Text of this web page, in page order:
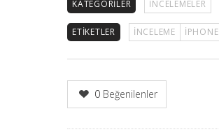
KATEGORILER İNCELEMELER
ETIKETLER INCELEME IPHONE
0 Beğenilenler